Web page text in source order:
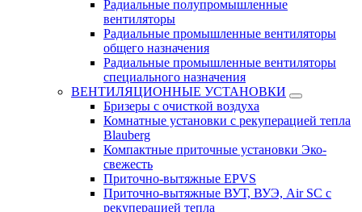
Радиальные полупромышленные
вентиляторы
Радиальные промышленные вентиляторы
общего назначения
Радиальные промышленные вентиляторы
специального назначения
ВЕНТИЛЯЦИОННЫЕ УСТАНОВКИ
Бризеры с очисткой воздуха
Комнатные установки с рекуперацией тепла
Blauberg
Компактные приточные установки Эко-
свежесть
Приточно-вытяжные EPVS
Приточно-вытяжные ВУТ, ВУЭ, Air SC с
рекуперацией тепла